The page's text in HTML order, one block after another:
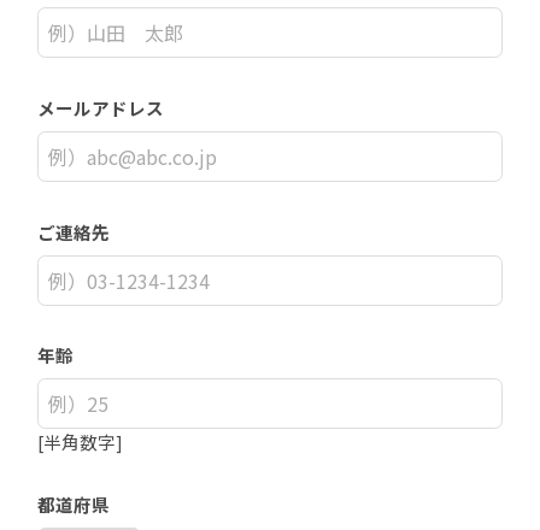
メールアドレス
ご連絡先
年齢
[半角数字]
都道府県